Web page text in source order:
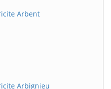
Arbent
Arbignieu